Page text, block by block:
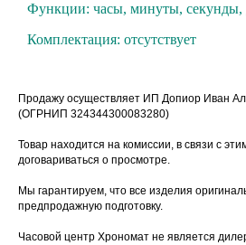
Функции: чaсы, минуты, сeкунды,
Комплектация: отсутствует
Продажу осуществляет ИП Допиор Иван
(ОГРНИП 324344300083280)
Товар находится на комиссии, в связи с
договариваться о просмотре.
Мы гарантируем, что все изделия
предпродажную подготовку.
Часовой центр Хрономат не является